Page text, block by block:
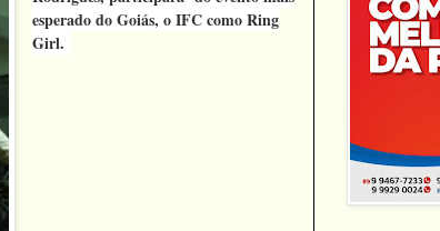
esperado do Goiás, o IFC como Ring
Girl.